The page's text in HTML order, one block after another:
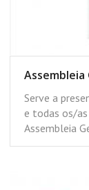
Assembleia
Serve a
e todas os/
Assembleia